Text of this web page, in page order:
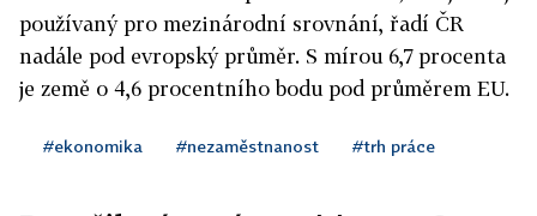
používaný pro mezinárodní srovnání, řadí ČR
nadále pod evropský průměr. S mírou 6,7 procenta
je země o 4,6 procentního bodu pod průměrem EU.
#ekonomika #nezaměstnanost #trh práce